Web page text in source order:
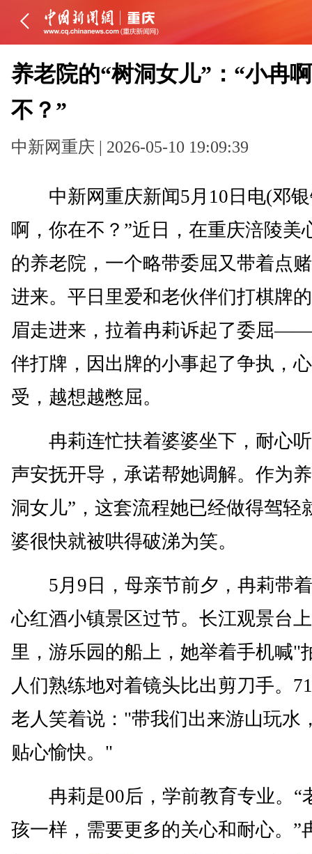
养老院的“树洞女儿”：“小冉
不？”
中新网重庆 | 2026-05-10 19:09:39
中新网重庆新闻5月10日电(邓银
啊，你在不？”近日，在重庆涪陵美
的养老院，一个略带委屈又带着点
进来。平日里爱和老伙伴们打棋牌
眉走进来，拉着冉莉诉起了委屈
伴打牌，因出牌的小事起了争执，
受，越想越憋屈。
冉莉连忙扶着婆婆坐下，耐心听
声安抚开导，承诺帮她调解。作为
洞女儿”，这套流程她已经做得驾轻
婆很快就被哄得破涕为笑。
5月9日，母亲节前夕，冉莉带着
心红酒小镇景区过节。长江观景台
里，游乐园的船上，她举着手机喊"
人们熟练地对着镜头比出剪刀手。
老人笑着说："带我们出来游山玩水
贴心愉快。"
冉莉是00后，学前教育专业。“
孩一样，需要更多的关心和耐心。”